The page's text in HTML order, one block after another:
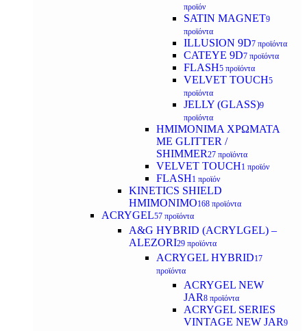
προϊόν
SATIN MAGNET9
προϊόντα
ILLUSION 9D7 προϊόντα
CATEYE 9D7 προϊόντα
FLASH5 προϊόντα
VELVET TOUCH5
προϊόντα
JELLY (GLASS)9
προϊόντα
ΗΜΙΜΟΝΙΜA ΧΡΩΜΑΤΑ
ΜΕ GLITTER /
SHIMMER27 προϊόντα
VELVET TOUCH1 προϊόν
FLASH1 προϊόν
KINETICS SHIELD
ΗΜΙΜΟΝΙΜΟ168 προϊόντα
ACRYGEL57 προϊόντα
A&G HYBRID (ACRYLGEL) –
ALEZORI29 προϊόντα
ACRYGEL HYBRID17
προϊόντα
ACRYGEL NEW
JAR8 προϊόντα
ACRYGEL SERIES
VINTAGE NEW JAR9